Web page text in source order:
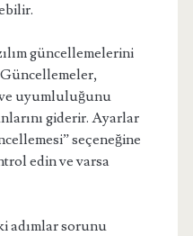
güncellemelerini
ve uyumluluğunu
giderir. Ayarlar
seçeneğine
edin ve varsa
adımlar sorunu